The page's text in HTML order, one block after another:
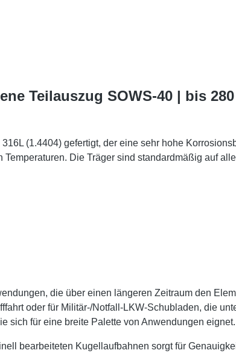
Teilauszug SOWS-40 | bis
(1.4404) gefertigt, der eine sehr hohe
Die Träger sind standardmäßig auf
die über einen längeren Zeitraum den
oder für Militär-/Notfall-LKW-Schubladen, die
sich für eine breite Palette von Anwendungen eignet.
bearbeiteten Kugellaufbahnen sorgt für